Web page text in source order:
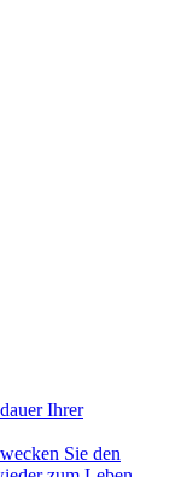
Ihrer
Sie den